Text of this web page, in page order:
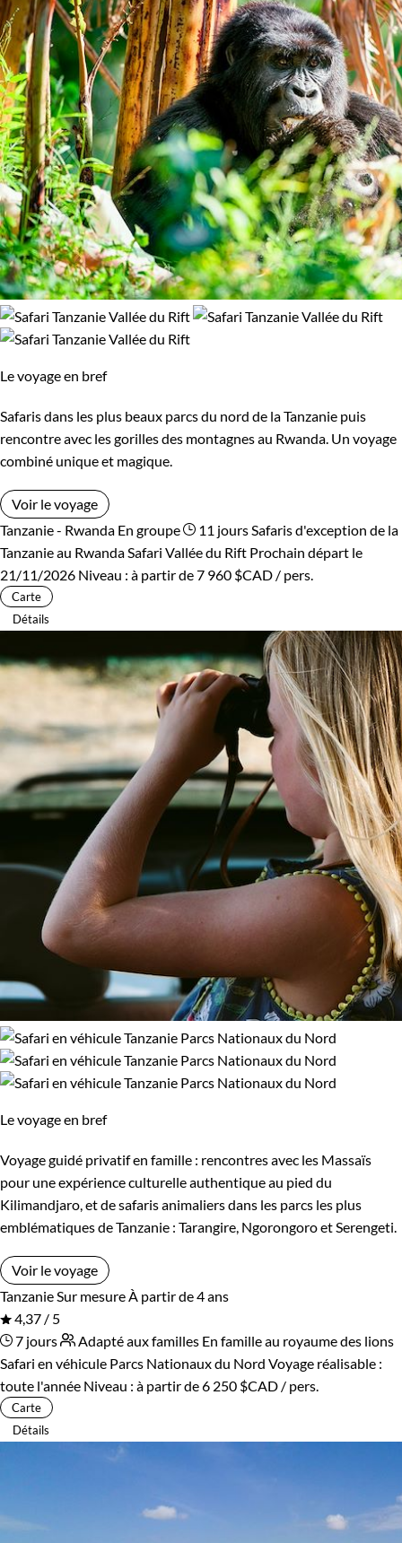
Le voyage en bref
Safaris dans les plus beaux parcs du nord de la Tanzanie puis
rencontre avec les gorilles des montagnes au Rwanda. Un voyage
combiné unique et magique.
Voir le voyage
Tanzanie - Rwanda En groupe 11 jours Safaris d'exception de la
Tanzanie au Rwanda Safari Vallée du Rift Prochain départ le
21/11/2026 Niveau : à partir de7 960 $CAD / pers.
Carte
Détails
Le voyage en bref
Voyage guidé privatif en famille : rencontres avec les Massaïs
pour une expérience culturelle authentique au pied du
Kilimandjaro, et de safaris animaliers dans les parcs les plus
emblématiques de Tanzanie : Tarangire, Ngorongoro et Serengeti.
Voir le voyage
Tanzanie Sur mesure À partir de 4 ans
4,37 / 5
7 jours
Adapté aux familles En famille au royaume des lions
Safari en véhicule Parcs Nationaux du Nord Voyage réalisable :
toute l'année Niveau : à partir de6 250 $CAD / pers.
Carte
Détails